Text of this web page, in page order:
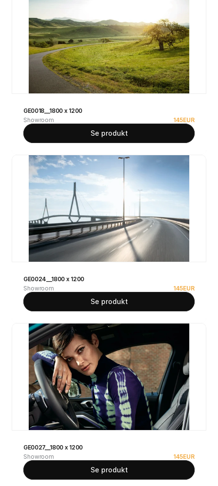
GE0018__1800 x 1200
Showroom
145EUR
Se produkt
GE0024__1800 x 1200
Showroom
145EUR
Se produkt
GE0027__1800 x 1200
Showroom
145EUR
Se produkt